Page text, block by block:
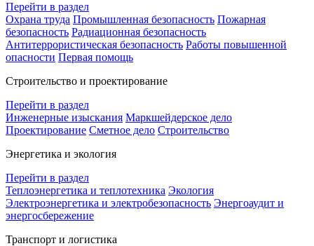
Перейти в раздел
Охрана труда Промышленная безопасность Пожарная
безопасность Радиационная безопасность
Антитеррористическая безопасность Работы повышенной
опасности Первая помощь
Строительство и проектирование
Перейти в раздел
Инженерные изыскания Маркшейдерское дело
Проектирование Сметное дело Строительство
Энергетика и экология
Перейти в раздел
Теплоэнергетика и теплотехника Экология
Электроэнергетика и электробезопасность Энергоаудит и
энергосбережение
Транспорт и логистика